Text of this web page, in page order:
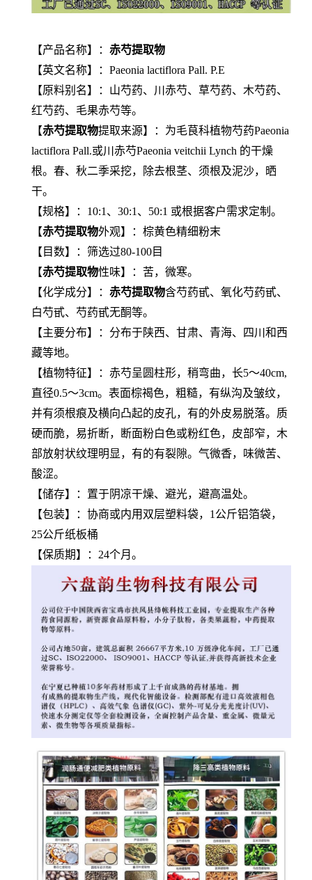
【产品名称】： 赤芍提取物
【英文名称】：Paeonia lactiflora Pall. P.E
【原料别名】：山芍药、川赤芍、草芍药、木芍药、
红芍药、毛果赤芍等。
【赤芍提取物提取来源】：为毛茛科植物芍药Paeonia
lactiflora Pall.或川赤芍Paeonia veitchii Lynch 的干燥
根。春、秋二季采挖，除去根茎、须根及泥沙，晒
干。
【规格】：10:1、30:1、50:1 或根据客户需求定制。
【赤芍提取物外观】：棕黄色精细粉末
【目数】：筛选过80-100目
【赤芍提取物性味】：苦，微寒。
【化学成分】： 赤芍提取物含芍药甙、氧化芍药甙、
白芍甙、芍药甙无酮等。
【主要分布】：分布于陕西、甘肃、青海、四川和西
藏等地。
【植物特征】：赤芍呈圆柱形，稍弯曲，长5～40cm,
直径0.5～3cm。表面棕褐色，粗糙，有纵沟及皱纹，
并有须根痕及横向凸起的皮孔，有的外皮易脱落。质
硬而脆，易折断，断面粉白色或粉红色，皮部窄，木
部放射状纹理明显，有的有裂隙。气微香，味微苦、
酸涩。
【储存】：置于阴凉干燥、避光，避高温处。
【包装】：协商或内用双层塑料袋，1公斤铝箔袋，
25公斤纸板桶
【保质期】：24个月。